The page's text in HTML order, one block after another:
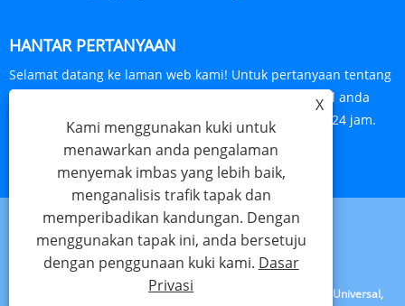
HANTAR PERTANYAAN
Selamat datang ke laman web kami! Untuk pertanyaan tentang
produk atau senarai harga kami, sila tinggalkan e-mel anda
kepada kami dan kami akan berhubung dalam masa 24 jam.
PERTANYAAN SEKARANG
Links Sitemap RSS XML Dasar Privasi
Hak Cipta © 2023 Cixi Beideli Pipe Fitting Co.,Ltd. - Gandingan Universal,
X
Kami menggunakan kuki untuk
menawarkan anda pengalaman
menyemak imbas yang lebih baik,
menganalisis trafik tapak dan
memperibadikan kandungan. Dengan
menggunakan tapak ini, anda bersetuju
dengan penggunaan kuki kami. Dasar
Privasi